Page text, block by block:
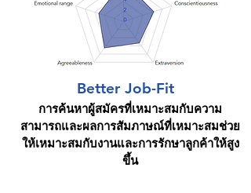
การค้นหาผู้สมัครที่เหมาะสมกับความ
สามารถและผลการสัมภาษณ์ที่เหมาะสมช่วย
ให้เหมาะสมกับงานและการรักษาลูกค้าให้สูง
ขึ้น
Better Job-Fit